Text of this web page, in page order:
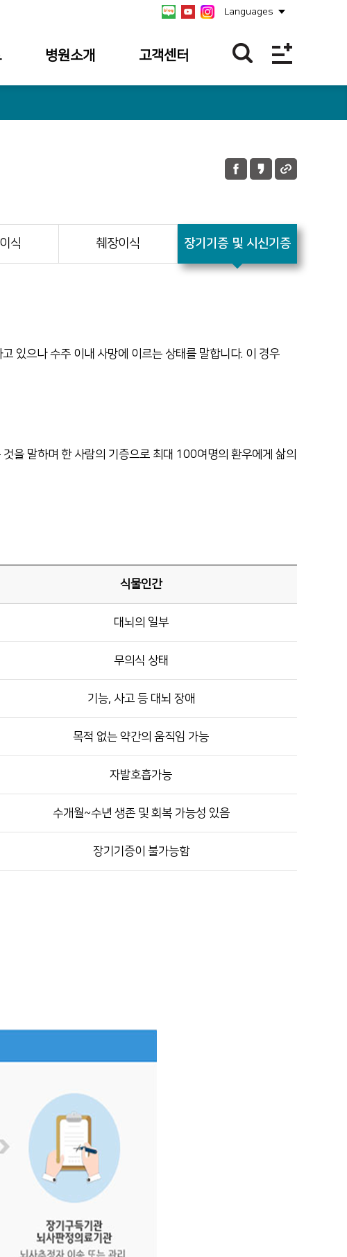
Languages
병원소개
병원개요
병원장 인사말
고객센터
불편/건의접수
식 췌장이식 장기기증 및 시신기증
있으나 수주 이내 사망에 이르는 상태를 말합니다. 이 경우
을 말하며 한 사람의 기증으로 최대 100여명의 환우에게 삶의
식물인간
대뇌의 일부
무의식 상태
기능, 사고 등 대뇌 장애
목적 없는 약간의 움직임 가능
자발호흡가능
수개월~수년 생존 및 회복 가능성 있음
장기기증이 불가능함